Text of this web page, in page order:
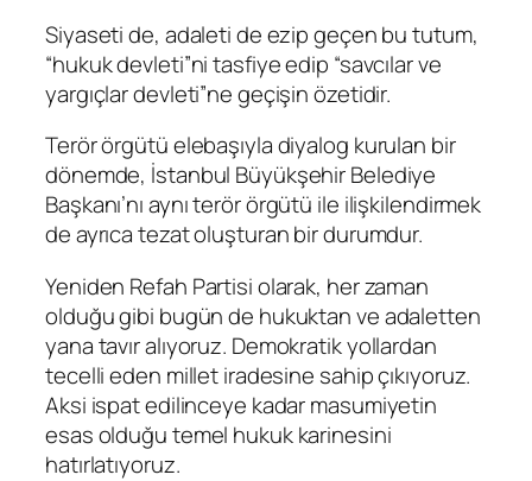
Siyaseti de, adaleti de ezip geçen bu tutum,
“hukuk devleti”ni tasfiye edip “savcılar ve
yargıçlar devleti”ne geçişin özetidir.
Terör örgütü elebaşıyla diyalog kurulan bir
dönemde, İstanbul Büyükşehir Belediye
Başkanı’nı aynı terör örgütü ile ilişkilendirmek
de ayrıca tezat oluşturan bir durumdur.
Yeniden Refah Partisi olarak, her zaman
olduğu gibi bugün de hukuktan ve adaletten
yana tavır alıyoruz. Demokratik yollardan
tecelli eden millet iradesine sahip çıkıyoruz.
Aksi ispat edilinceye kadar masumiyetin
esas olduğu temel hukuk karinesini
hatırlatıyoruz.